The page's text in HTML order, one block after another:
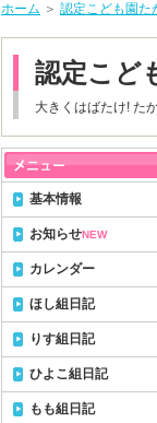
ホーム ＞ 認定こども園た
認定こど
大きくはばたけ! た
基本情報
お知らせNEW
カレンダー
ほし組日記
りす組日記
ひよこ組日記
もも組日記